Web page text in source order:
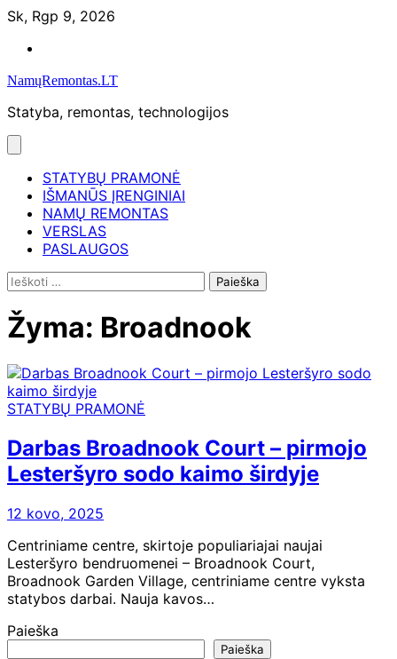
Skip
content
Sk, Rgp 9, 2026
NamųRemontas.LT
Statyba, remontas, technologijos
STATYBŲ PRAMONĖ
IŠMANŪS ĮRENGINIAI
NAMŲ REMONTAS
VERSLAS
PASLAUGOS
Ieškoti:
Žyma: Broadnook
STATYBŲ PRAMONĖ
Darbas Broadnook Court – pirmojo
Lesteršyro sodo kaimo širdyje
12 kovo, 2025
Centriniame centre, skirtoje populiariajai naujai
Lesteršyro bendruomenei – Broadnook Court,
Broadnook Garden Village, centriniame centre vyksta
statybos darbai. Nauja kavos…
Paieška
Paieška